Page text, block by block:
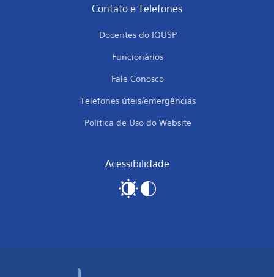
Contato e Telefones
Docentes do IQUSP
Funcionários
Fale Conosco
Telefones úteis/emergências
Política de Uso do Website
Acessibilidade